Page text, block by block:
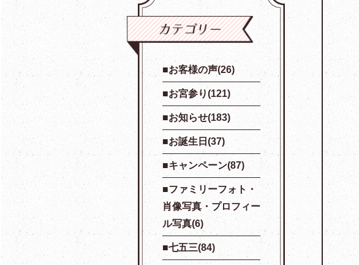
お客様の声(26)
お宮参り(121)
お知らせ(183)
お誕生日(37)
キャンペーン(87)
ファミリーフォト・
肖像写真・プロフィー
ル写真(6)
七五三(84)